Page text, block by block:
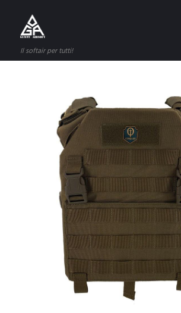
Il softair per tutti!